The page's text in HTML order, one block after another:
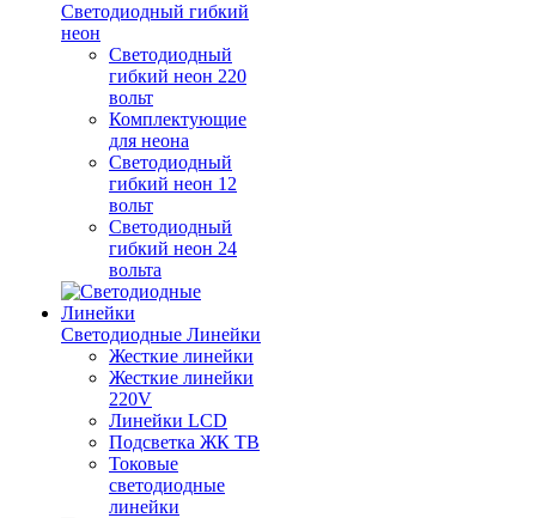
Светодиодный гибкий
неон
Светодиодный
гибкий неон 220
вольт
Комплектующие
для неона
Светодиодный
гибкий неон 12
вольт
Светодиодный
гибкий неон 24
вольта
Светодиодные Линейки
Жесткие линейки
Жесткие линейки
220V
Линейки LCD
Подсветка ЖК ТВ
Токовые
светодиодные
линейки